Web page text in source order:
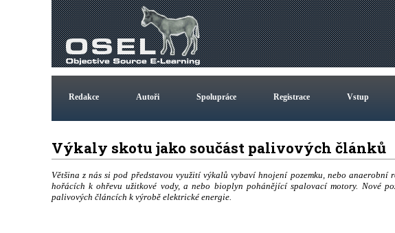
Redakce Autoři Spolupráce Registrace Vstup
Výkaly skotu jako součást palivových článků
Většina z nás si pod představou využití výkalů vybaví hnojení pozemku, nebo
hořácích k ohřevu užitkové vody, a nebo bioplyn pohánějící spalovací motory. Nové
palivových článcích k výrobě elektrické energie.